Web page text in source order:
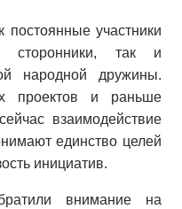
постоянные участники
так и
народной дружины.
проектов и раньше
взаимодействие
единство целей
инициатив.
внимание на